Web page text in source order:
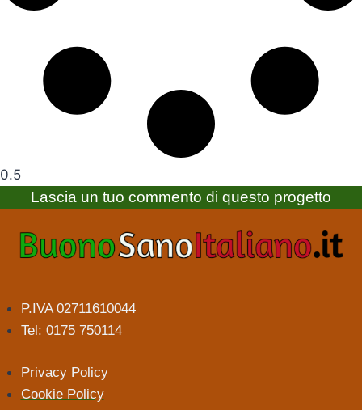
Lascia un tuo commento di questo progetto
P.IVA 02711610044
Tel: 0175 750114
Privacy Policy
Cookie Policy